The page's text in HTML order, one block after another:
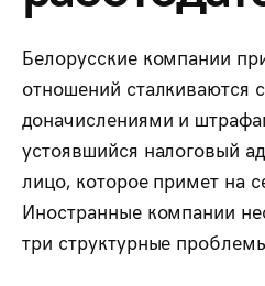
Белорусские компании
отношений сталкиваются
доначислениями и
устоявшийся налоговый
лицо, которое примет на
Иностранные компании
три структурные